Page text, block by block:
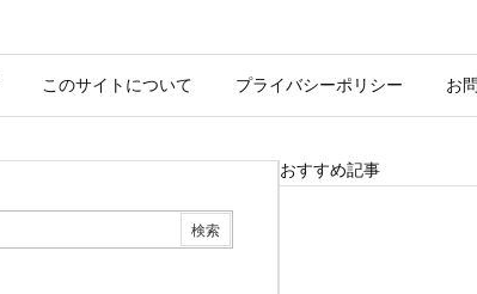
このサイトについて プライバシーポリシー お
おすすめ記事